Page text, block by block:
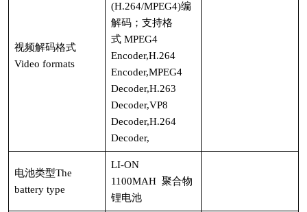
视频解码格式
Video formats
(H.264/MPEG4)编
解码；支持格
式 MPEG4
Encoder,H.264
Encoder,MPEG4
Decoder,H.263
Decoder,VP8
Decoder,H.264
Decoder,
电池类型The
battery type
LI-ON
1100MAH 聚合物
锂电池